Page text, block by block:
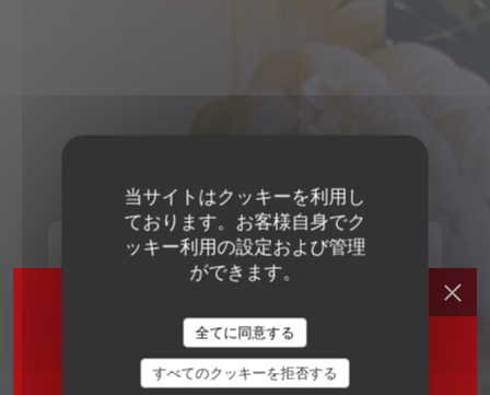
当サイトはクッキーを利用し
ております。お客様自身でク
ッキー利用の設定および管理
ができます。
全てに同意する
すべてのクッキーを拒否する